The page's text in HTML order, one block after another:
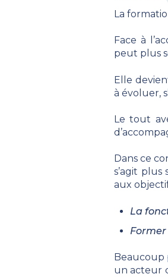
La
Face à
peut plus
Elle
à évoluer,
Le tout
Dans ce
s’agit plus
aux
La
Beaucoup
un acteur